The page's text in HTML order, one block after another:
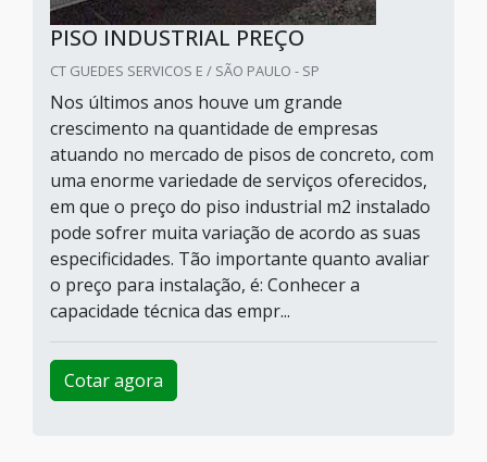
PISO INDUSTRIAL PREÇO
CT GUEDES SERVICOS E / SÃO PAULO - SP
Nos últimos anos houve um grande
crescimento na quantidade de empresas
atuando no mercado de pisos de concreto, com
uma enorme variedade de serviços oferecidos,
em que o preço do piso industrial m2 instalado
pode sofrer muita variação de acordo as suas
especificidades. Tão importante quanto avaliar
o preço para instalação, é: Conhecer a
capacidade técnica das empr...
Cotar agora